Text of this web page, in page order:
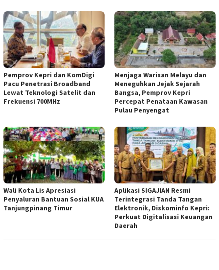
Pemprov Kepri dan KomDigi
Pacu Penetrasi Broadband
Lewat Teknologi Satelit dan
Frekuensi 700MHz
Menjaga Warisan Melayu dan
Meneguhkan Jejak Sejarah
Bangsa, Pemprov Kepri
Percepat Penataan Kawasan
Pulau Penyengat
Wali Kota Lis Apresiasi
Penyaluran Bantuan Sosial KUA
Tanjungpinang Timur
Aplikasi SIGAJIAN Resmi
Terintegrasi Tanda Tangan
Elektronik, Diskominfo Kepri:
Perkuat Digitalisasi Keuangan
Daerah